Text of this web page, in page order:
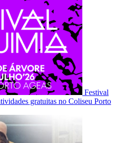
Festival
gratuitas no Coliseu Porto